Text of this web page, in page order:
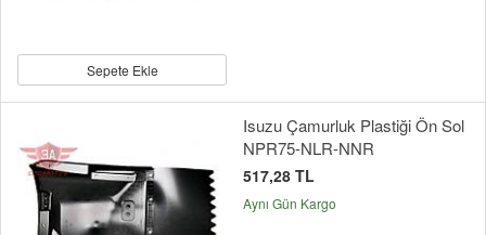
Sepete Ekle
Isuzu Çamurluk Plastiği Ön Sol
NPR75-NLR-NNR
517,28 TL
Aynı Gün Kargo